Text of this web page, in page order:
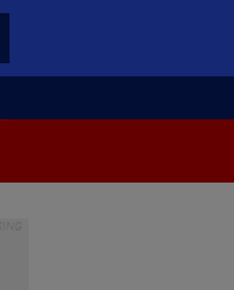
CATEGORIILE